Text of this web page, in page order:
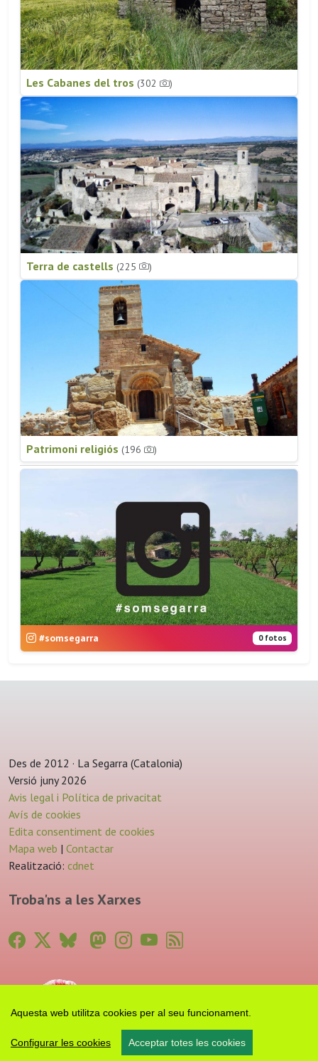
Aquesta web utilitza cookies per al seu funcionament.
Configurar les cookies Acceptar totes les cookies
Les Cabanes del tros (302 )
Terra de castells (225 )
Patrimoni religiós (196 )
#somsegarra 0 fotos
Des de 2012 · La Segarra (Catalonia)
Versió juny 2026
Avis legal i Política de privacitat
Avís de cookies
Edita consentiment de cookies
Mapa web | Contactar
Realització: cdnet
Troba'ns a les Xarxes